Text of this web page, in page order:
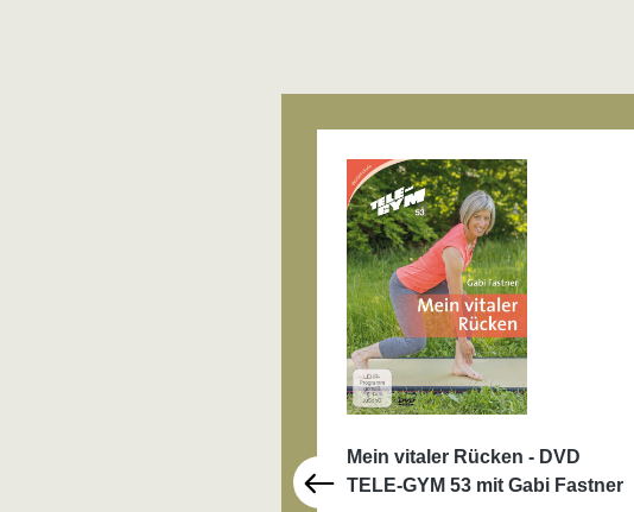
Mein vitaler Rücken - DVD
TELE-GYM 53 mit Gabi Fastner